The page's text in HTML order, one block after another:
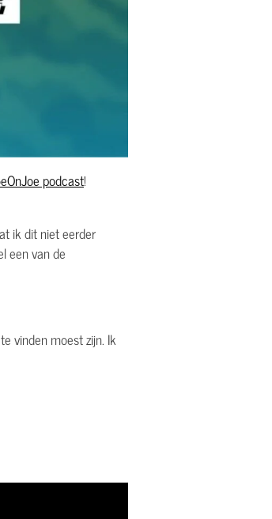
podcast!
ik dit niet eerder
een van de
vinden moest zijn. Ik